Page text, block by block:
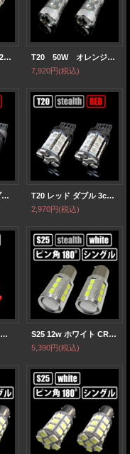
T20 アンバー 3chip 27連
T20 50W オレンジ ＣＲＥＥ
7,920円(税込)
T20 12w レッド ダブル CREE×SAMSUNG
T20 レッド ダブル 3chip 27連
2,970円(税込)
ハイフラ防止用 メタル抵抗 50w 6Ω 【2個1セット】
S25 12w ホワイト CREE×SAMSUNG ピン角 シングル 180°
5,390円(税込)